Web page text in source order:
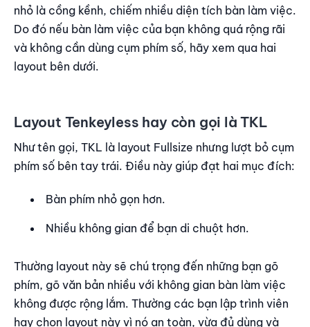
nhỏ là cồng kềnh, chiếm nhiều diện tích bàn làm việc.
Do đó nếu bàn làm việc của bạn không quá rộng rãi
và không cần dùng cụm phím số, hãy xem qua hai
layout bên dưới.
Layout Tenkeyless hay còn gọi là TKL
Như tên gọi, TKL là layout Fullsize nhưng lượt bỏ cụm
phím số bên tay trái. Điều này giúp đạt hai mục đích:
Bàn phím nhỏ gọn hơn.
Nhiều không gian để bạn di chuột hơn.
Thường layout này sẽ chú trọng đến những bạn gõ
phím, gõ văn bản nhiều với không gian bàn làm việc
không được rộng lắm. Thường các bạn lập trình viên
hay chọn layout này vì nó an toàn, vừa đủ dùng và